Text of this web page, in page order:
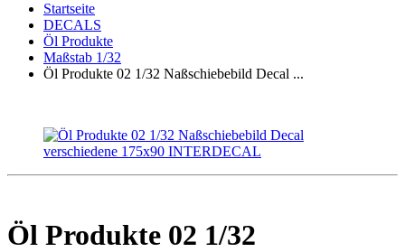
Startseite
DECALS
Öl Produkte
Maßstab 1/32
Öl Produkte 02 1/32 Naßschiebebild Decal ...
Öl Produkte 02 1/32